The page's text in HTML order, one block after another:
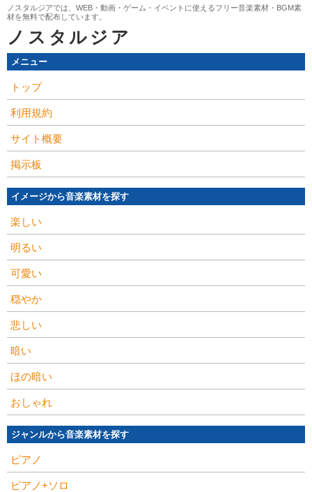
ノスタルジアでは、WEB・動画・ゲーム・イベントに使えるフリー音楽素材・BGM素
材を無料で配布しています。
ノスタルジア
メニュー
トップ
利用規約
サイト概要
掲示板
イメージから音楽素材を探す
楽しい
明るい
可愛い
穏やか
悲しい
暗い
ほの暗い
おしゃれ
ジャンルから音楽素材を探す
ピアノ
ピアノ+ソロ